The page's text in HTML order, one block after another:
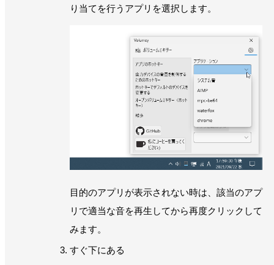
り当てを行うアプリを選択します。
目的のアプリが表示されない時は、該当のアプ
リで適当な音を再生してから再度クリックして
みます。
すぐ下にある